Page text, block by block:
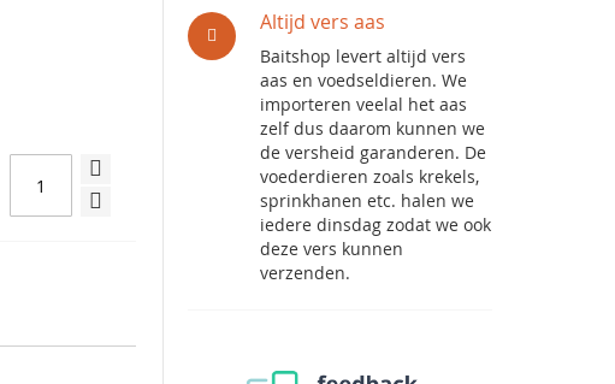
Altijd vers aas
Baitshop levert altijd vers
aas en voedseldieren. We
importeren veelal het aas
zelf dus daarom kunnen we
de versheid garanderen. De
voederdieren zoals krekels,
sprinkhanen etc. halen we
iedere dinsdag zodat we ook
deze vers kunnen
verzenden.